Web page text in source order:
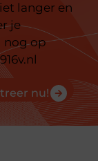
langer en
je
nog op
nu!